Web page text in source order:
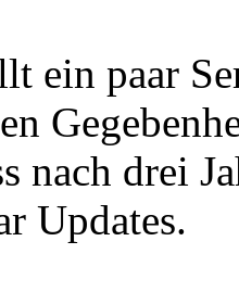
ein paar
nach drei
Updates.